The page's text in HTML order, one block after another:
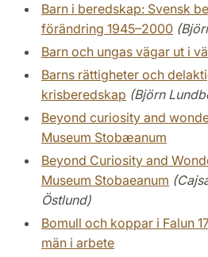
Barn i beredskap: Svensk
förändring 1945–2000
Barn och ungas vägar ut i
Barns rättigheter och
krisberedskap (Björn
Beyond curiosity and
Museum Stobæanum
Beyond Curiosity and
Museum Stobaeanum
Östlund)
Bomull och koppar i Falun
män i arbete